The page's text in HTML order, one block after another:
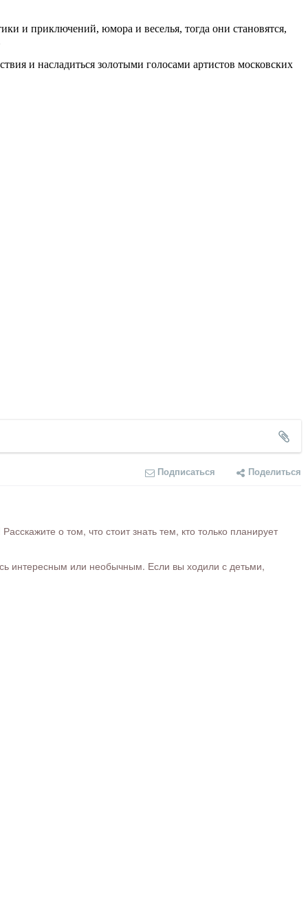
и приключений, юмора и веселья, тогда они становятся,
и насладиться золотыми голосами артистов московских
Подписаться Поделиться
о том, что стоит знать тем, кто только планирует
интересным или необычным. Если вы ходили с детьми,